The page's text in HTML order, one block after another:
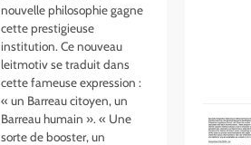
nouvelle philosophie gagne
cette prestigieuse
institution. Ce nouveau
leitmotiv se traduit dans
cette fameuse expression :
« un Barreau citoyen, un
Barreau humain ». « Une
sorte de booster, un